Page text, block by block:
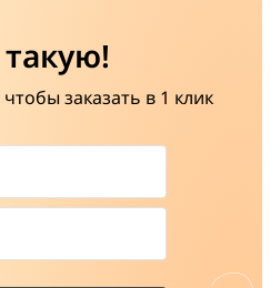
заказать в 1 клик